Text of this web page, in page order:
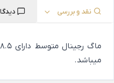
نقد و بررسی
میباشد.